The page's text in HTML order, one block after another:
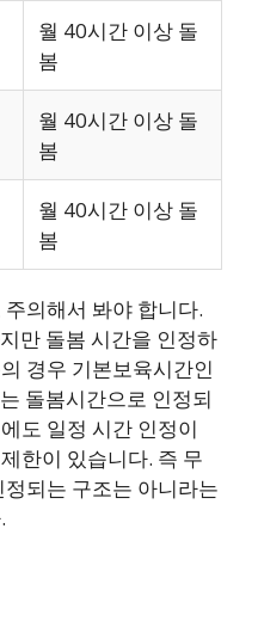
월 40시간 이상 돌
봄
월 40시간 이상 돌
봄
월 40시간 이상 돌
봄
의해서 봐야 합니다.
만 돌봄 시간을 인정하
경우 기본보육시간인
돌봄시간으로 인정되
도 일정 시간 인정이
한이 있습니다. 즉 무
되는 구조는 아니라는